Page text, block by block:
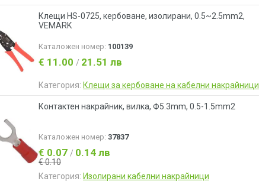
Клещи HS-0725, кербоване, изолирани, 0.5~2.5mm2,
VEMARK
Каталожен номер: 100139
€ 11.00 / 21.51 лв
Категория: Клещи за кербоване на кабелни накрайници
Контактен накрайник, вилка, Ф5.3mm, 0.5-1.5mm2
Каталожен номер: 37837
€ 0.07 / 0.14 лв
€ 0.10
Категория: Изолирани кабелни накрайници